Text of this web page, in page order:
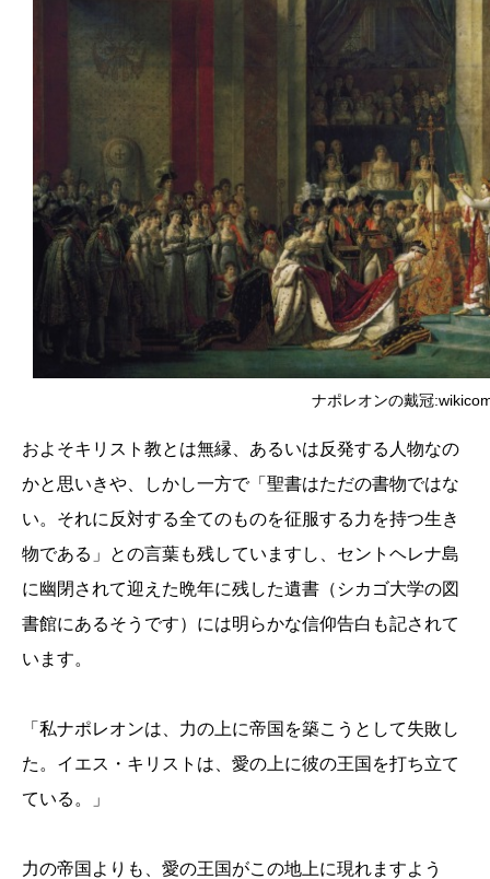
ナポレオンの戴冠
およそキリスト教とは無縁、あるいは反発する人物なの
かと思いきや、しかし一方で「聖書はただの書物ではな
い。それに反対する全てのものを征服する力を持つ生き
物である」との言葉も残していますし、セントヘレナ島
に幽閉されて迎えた晩年に残した遺書（シカゴ大学の図
書館にあるそうです）には明らかな信仰告白も記されて
います。
「私ナポレオンは、力の上に帝国を築こうとして失敗し
た。イエス・キリストは、愛の上に彼の王国を打ち立て
ている。」
力の帝国よりも、愛の王国がこの地上に現れますよう